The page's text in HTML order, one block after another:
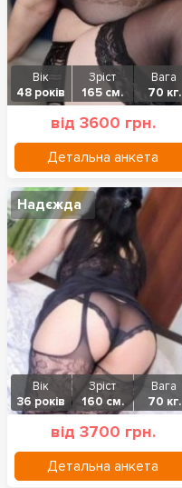
Вік
48 років
Зріст
165 см.
Вага
70 кг.
від 3600 грн.
Детальна анкета
Надєжда
Вік
36 років
Зріст
160 см.
Вага
70 кг.
від 3700 грн.
Детальна анкета